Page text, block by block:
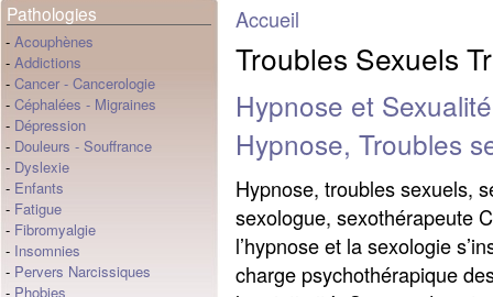
Pathologies
- Acouphènes
- Addictions
- Cancer - Cancerologie
- Céphalées - Migraines
- Dépression
- Douleurs - Souffrance
- Dyslexie
- Enfants
- Fatigue
- Fibromyalgie
- Insomnies
- Pervers Narcissiques
- Phobies
Accueil
Troubles Sexuels
Hypnose et
Hypnose, Troubles
Hypnose, troubles sexuels,
sexologue, sexothérapeute
l’hypnose et la sexologie
charge psychothérapique